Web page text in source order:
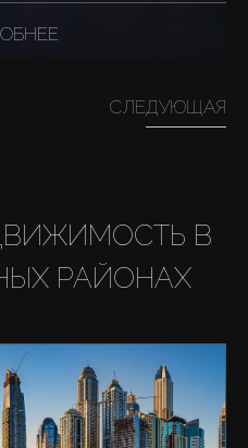
СЛЕДУЮЩАЯ
В
РАЙОНАХ